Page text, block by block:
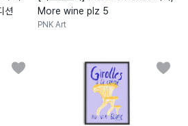
션
More wine plz 5
PNK Art